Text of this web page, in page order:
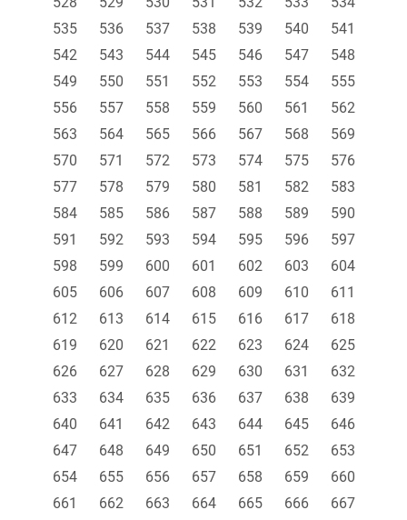
535
536 537 538 539 540
541
542
543 544 545 546 547
548
549
550 551 552 553 554
555
556
557 558 559 560 561
562
563
564 565 566 567 568
569
570
571 572 573 574 575
576
577
578 579 580 581 582
583
584
585 586 587 588 589
590
591
592 593 594 595 596
597
598
599 600 601 602 603
604
605
606 607 608 609 610
611
612
613 614 615 616 617
618
619
620 621 622 623 624
625
626
627 628 629 630 631
632
633
634 635 636 637 638
639
640
641 642 643 644 645
646
647
648 649 650 651 652
653
654
655 656 657 658 659
660
661
662 663 664 665 666
667